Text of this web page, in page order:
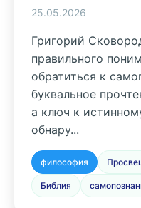
25.05.2026
Григорий
правильного
обратиться к
буквальное
а ключ к
обнару...
философия
Библия